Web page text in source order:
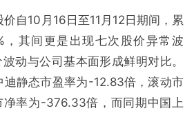
自10月16日至11月12日期间，累
，其间更是出现七次股价异常波
动与公司基本面形成鲜明对比。
迪静态市盈率为-12.83倍，滚动市
率为-376.33倍，而同期中国上